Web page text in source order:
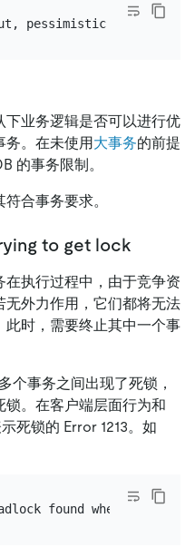
业务逻辑是否可以进行优
务。在未使用大事务的前提
的事务限制。
合事务要求。
to get lock
执行过程中，由于竞争资
外力作用，它们都将无法
时，需要终止其中一个事
个事务之间出现了死锁，
。在客户端层面行为和
死锁的 Error 1213。如